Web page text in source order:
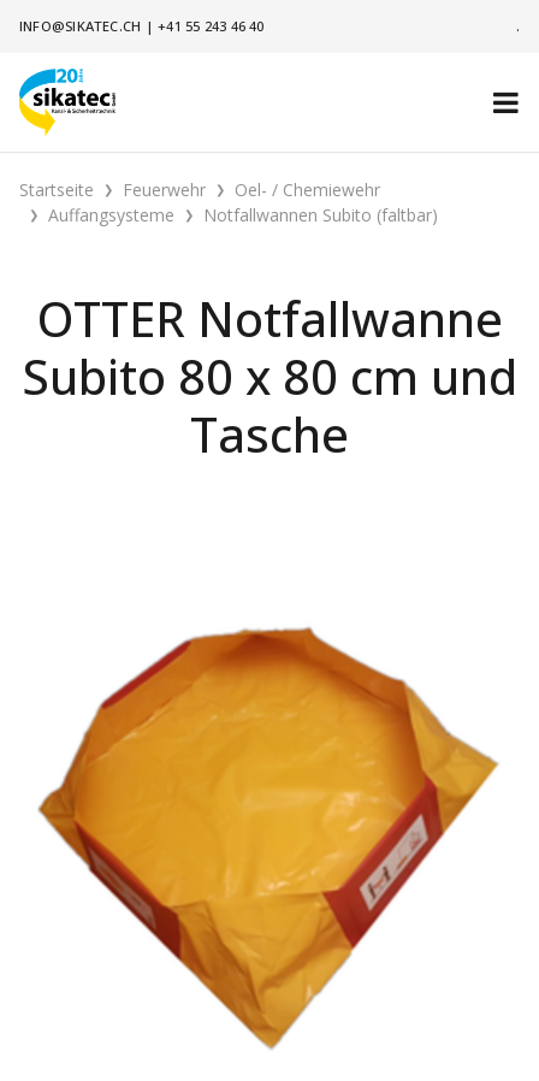
INFO@SIKATEC.CH |+41 55 243 46 40 .
Startseite Feuerwehr
Oel- / Chemiewehr
Auffangsysteme
Notfallwannen Subito (faltbar)
OTTER Notfallwanne
Subito 80 x 80 cm und
Tasche